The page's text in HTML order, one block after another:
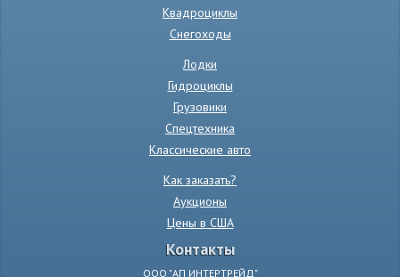
Квадроциклы
Снегоходы
Лодки
Гидроциклы
Грузовики
Спецтехника
Классические авто
Как заказать?
Аукционы
Цены в США
Контакты
ООО "АП ИНТЕРТРЕЙД"